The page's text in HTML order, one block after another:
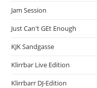
Jam Session
Just Can't GEt Enough
KJK Sandgasse
Klirrbar Live Edition
Klirrbarr DJ-Edition